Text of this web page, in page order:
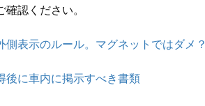
認ください。
側表示のルール。マグネットではダメ？
後に車内に掲示すべき書類